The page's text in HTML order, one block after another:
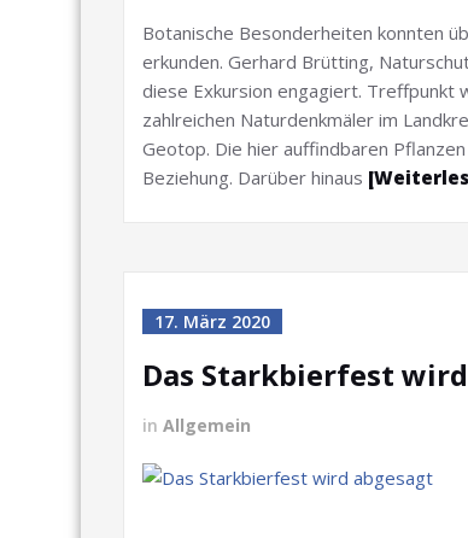
Botanische Besonderheiten konnten
erkunden. Gerhard Brütting,
diese Exkursion engagiert. Treffpunkt
zahlreichen Naturdenkmäler im
Geotop. Die hier auffindbaren
Beziehung. Darüber hinaus
17. März 2020
Das Starkbierfest
in Allgemein